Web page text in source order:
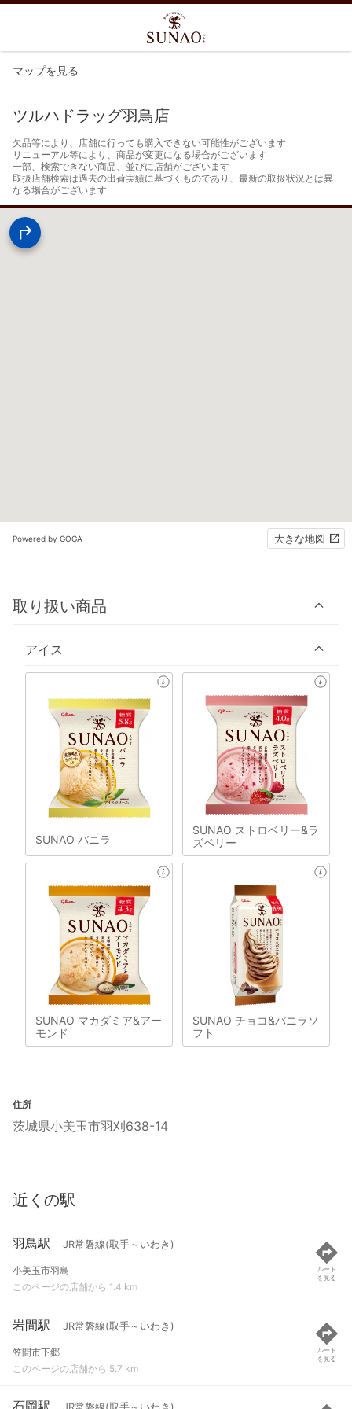
マップを見る
ツルハドラッグ羽鳥店
欠品等により、店舗に行っても購入できない可能性がございます
リニューアル等により、商品が変更になる場合がございます
一部、検索できない商品、並びに店舗がございます
取扱店舗検索は過去の出荷実績に基づくものであり、最新の取扱状況とは異
なる場合がございます
Powered by GOGA 大きな地図
取り扱い商品
アイス
SUNAO バニラ
SUNAO ストロベリー&ラ
ズベリー
SUNAO マカダミア&アー
モンド
SUNAO チョコ&バニラソ
フト
住所
茨城県小美玉市羽刈638-14
近くの駅
羽鳥駅 JR常磐線(取手～いわき)
小美玉市羽鳥
このページの店舗から 1.4 km
ルート
を見る
岩間駅 JR常磐線(取手～いわき)
笠間市下郷
このページの店舗から 5.7 km
ルート
を見る
石岡駅